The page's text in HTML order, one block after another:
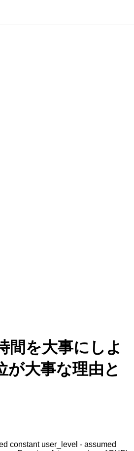
間を大事にしよ
が大事な理由と
constant user_level - assumed